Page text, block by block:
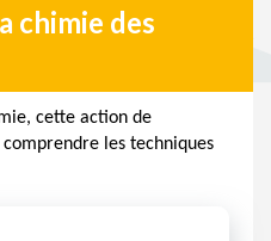
chimie des
cette action de
les techniques